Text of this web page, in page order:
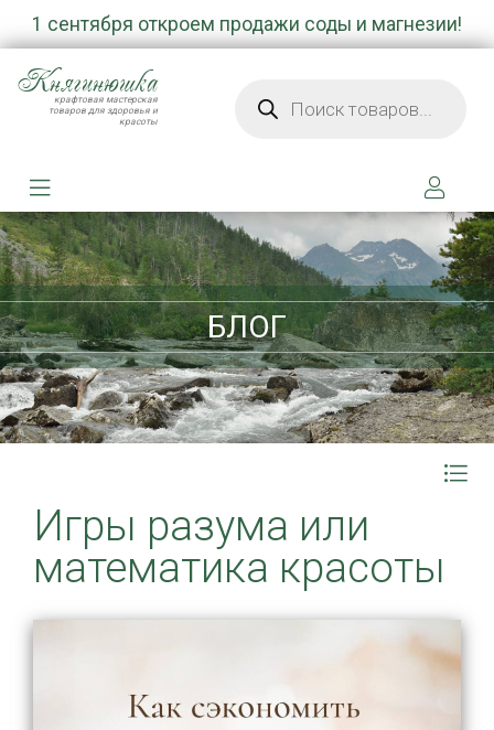
1 сентября откроем продажи соды и магнезии!
Княгинюшка
крафтовая мастерская
товаров для здоровья и
красоты
БЛОГ
Игры разума или
математика красоты